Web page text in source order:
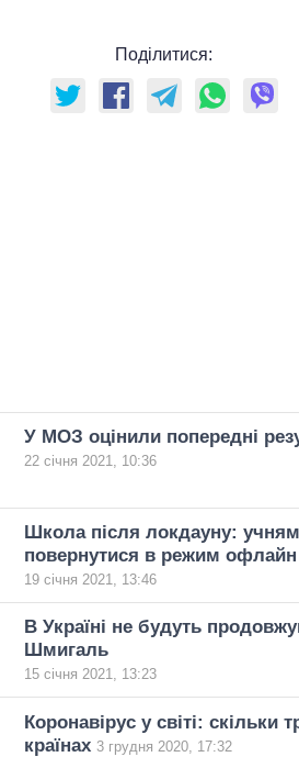
Поділитися:
У МОЗ оцінили попередні
22 січня 2021, 10:36
Школа після локдауну:
повернутися в режим офлайн
19 січня 2021, 13:46
В Україні не будуть
Шмигаль
15 січня 2021, 13:23
Коронавірус у світі: скільки
країнах 3 грудня 2020, 17:32